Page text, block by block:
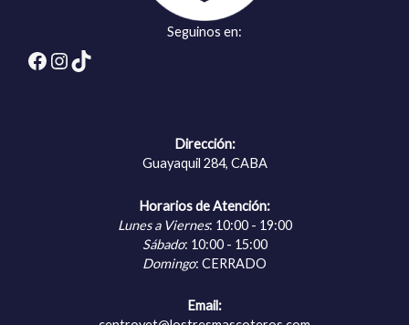
Seguinos en:
Facebook
Instagram
TikTok
Dirección:
Guayaquil 284, CABA
Horarios de Atención:
Lunes a Viernes: 10:00 - 19:00
Sábado: 10:00 - 15:00
Domingo: CERRADO
Email: